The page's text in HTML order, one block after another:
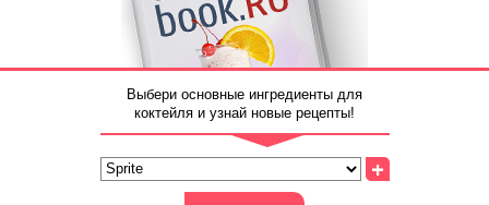
Выбери основные ингредиенты для
коктейля и узнай новые рецепты!
+